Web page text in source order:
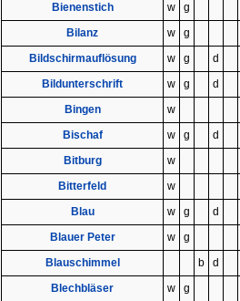
Bienenstich
w
g
Bilanz
w
g
Bildschirmauflösung
w g
d
Bildunterschrift
w g
d
Bingen
w
Bischaf
w g
d
Bitburg
w
Bitterfeld
w
Blau
w g
d
Blauer Peter
w
g
Blauschimmel
b
d
Blechbläser
w
g